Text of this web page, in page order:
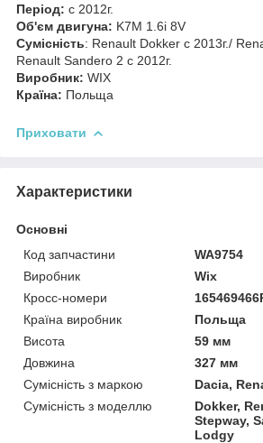
Період: c 2012г.
Об'єм двигуна: K7M 1.6i 8V
Сумісність: Renault Dokker c 2013г./
Renault Sandero 2 c 2012г.
Виробник: WIX
Країна: Польща
Приховати
Характеристики
Основні
Код запчастини
WA9754
Виробник
Wix
Кросс-номери
Країна виробник
Польща
Висота
59 мм
Довжина
327 мм
Сумісність з маркою
Dacia,
Сумісність з моделлю
Dokker,
Stepway,
Lodgy